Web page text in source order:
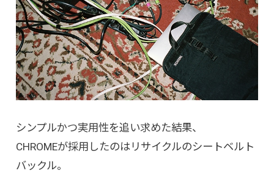
シンプルかつ実用性を追い求めた結果、
CHROMEが採用したのはリサイクルのシートベルト
バックル。